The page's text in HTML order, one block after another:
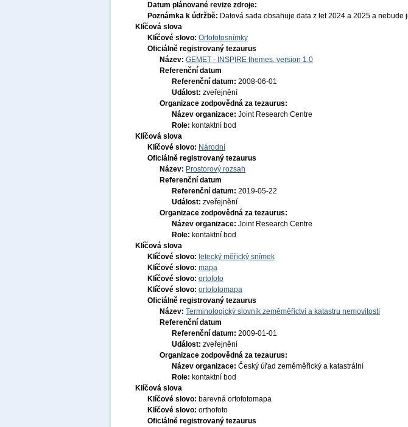
Datum plánované revize zdroje:
Poznámka k údržbě: Datová sada obsahuje data z let 2024 a 2025 a nebude
Klíčová slova
Klíčové slovo: Ortofotosnímky
Oficiálně registrovaný tezaurus
Název: GEMET - INSPIRE themes, version 1.0
Referenční datum
Referenční datum: 2008-06-01
Událost: zveřejnění
Organizace zodpovědná za tezaurus:
Název organizace: Joint Research Centre
Role: kontaktní bod
Klíčová slova
Klíčové slovo: Národní
Oficiálně registrovaný tezaurus
Název: Prostorový rozsah
Referenční datum
Referenční datum: 2019-05-22
Událost: zveřejnění
Organizace zodpovědná za tezaurus:
Název organizace: Joint Research Centre
Role: kontaktní bod
Klíčová slova
Klíčové slovo: letecký měřický snímek
Klíčové slovo: mapa
Klíčové slovo: ortofoto
Klíčové slovo: ortofotomapa
Oficiálně registrovaný tezaurus
Název: Terminologický slovník zeměměřictví a katastru nemovitostí
Referenční datum
Referenční datum: 2009-01-01
Událost: zveřejnění
Organizace zodpovědná za tezaurus:
Název organizace: Český úřad zeměměřický a katastrální
Role: kontaktní bod
Klíčová slova
Klíčové slovo: barevná ortofotomapa
Klíčové slovo: orthofoto
Oficiálně registrovaný tezaurus